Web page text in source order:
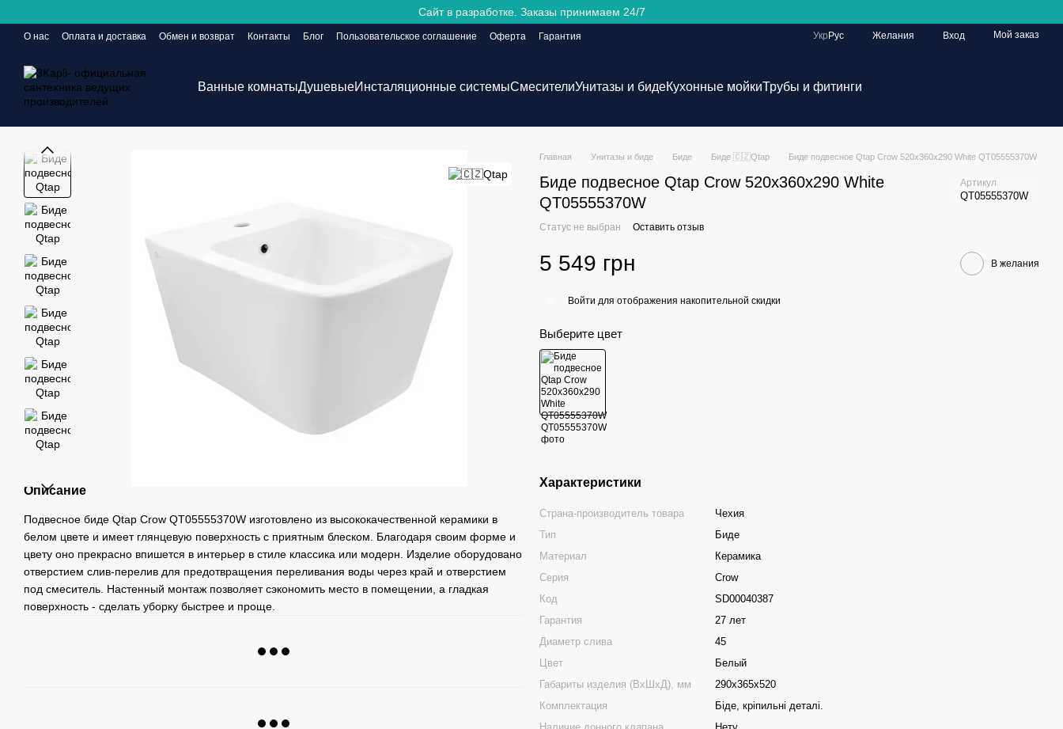
Сайт в разработке. Заказы принимаем 24/7
О нас Оплата и доставка Обмен и возврат Контакты Блог Пользовательское соглашение Оферта
Гарантия
Укр Рус Желания Вход Мой заказ
Ванные комнатыДушевыеИнсталяционные системыСмесителиУнитазы и бидеКухонные мойкиТрубы и фитинги
Описание
Подвесное биде Qtap Crow QT05555370W изготовлено из высококачественной керамики в
белом цвете и имеет глянцевую поверхность с приятным блеском. Благодаря своим форме и
цвету оно прекрасно впишется в интерьер в стиле классика или модерн. Изделие оборудовано
отверстием слив-перелив для предотвращения переливания воды через край и отверстием
под смеситель. Настенный монтаж позволяет сэкономить место в помещении, а гладкая
поверхность - сделать уборку быстрее и проще.
Главная Унитазы и биде Биде Биде 🇨🇿Qtap Биде подвесное Qtap Crow 520х360х290 White QT05555370W
Биде подвесное Qtap Crow 520х360х290 White
QT05555370W
Артикул
QT05555370W
Статус не выбран Оставить отзыв
5 549 грн В желания
Войти для отображения накопительной скидки
Выберите цвет
Характеристики
Страна-производитель товара
Чехия
Тип
Биде
Материал
Керамика
Серия
Crow
Код
SD00040387
Гарантия
27 лет
Диаметр слива
45
Цвет
Белый
Габариты изделия (ВхШхД), мм
290х365х520
Комплектация
Біде, кріпильні деталі.